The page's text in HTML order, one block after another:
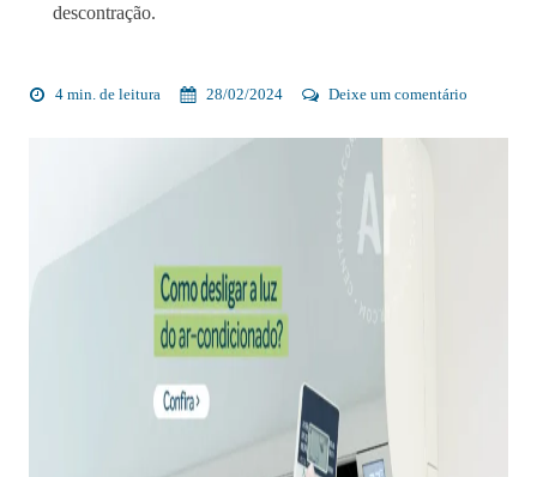
descontração.
4 min. de leitura 28/02/2024 Deixe um comentário